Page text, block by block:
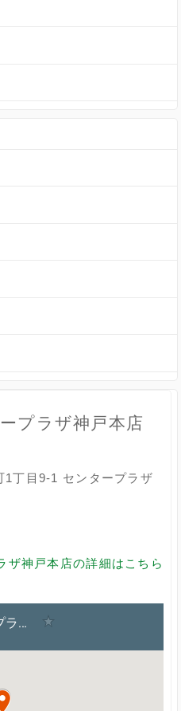
プラザ神戸本店
1丁目9-1 センタープラザ
神戸本店の詳細はこちら